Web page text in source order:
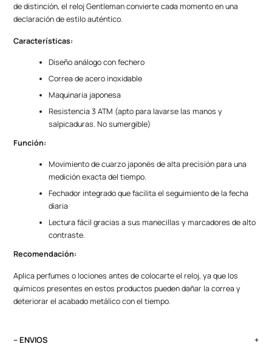
de distinción, el reloj Gentleman convierte cada momento en una
declaración de estilo auténtico.
Características:
Diseño análogo con fechero
Correa de acero inoxidable
Maquinaria japonesa
Resistencia 3 ATM (apto para lavarse las manos y
salpicaduras. No sumergible)
Función:
Movimiento de cuarzo japonés de alta precisión para una
medición exacta del tiempo.
Fechador integrado que facilita el seguimiento de la fecha
diaria
Lectura fácil gracias a sus manecillas y marcadores de alto
contraste.
Recomendación:
Aplica perfumes o lociones antes de colocarte el reloj, ya que los
químicos presentes en estos productos pueden dañar la correa y
deteriorar el acabado metálico con el tiempo.
– ENVIOS